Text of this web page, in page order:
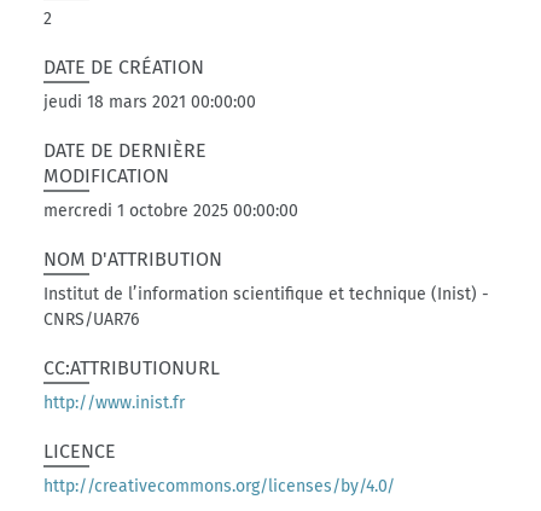
2
DATE DE CRÉATION
jeudi 18 mars 2021 00:00:00
DATE DE DERNIÈRE
MODIFICATION
mercredi 1 octobre 2025 00:00:00
NOM D'ATTRIBUTION
Institut de l’information scientifique et technique (Inist) -
CNRS/UAR76
CC:ATTRIBUTIONURL
http://www.inist.fr
LICENCE
http://creativecommons.org/licenses/by/4.0/